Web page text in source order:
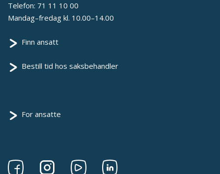
Telefon: 71 11 10 00
Mandag–fredag kl. 10.00–14.00
Finn ansatt
Bestill tid hos saksbehandler
For ansatte